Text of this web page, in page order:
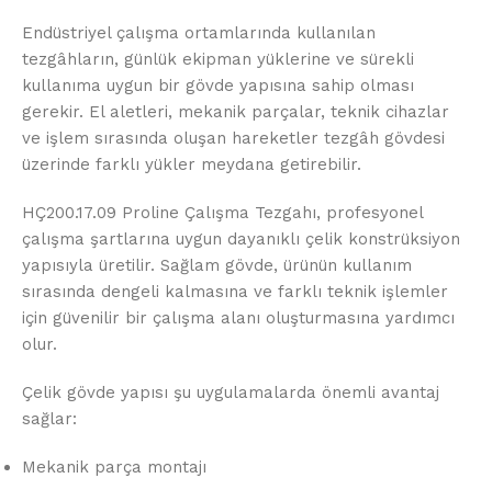
Endüstriyel çalışma ortamlarında kullanılan
tezgâhların, günlük ekipman yüklerine ve sürekli
kullanıma uygun bir gövde yapısına sahip olması
gerekir. El aletleri, mekanik parçalar, teknik cihazlar
ve işlem sırasında oluşan hareketler tezgâh gövdesi
üzerinde farklı yükler meydana getirebilir.
HÇ200.17.09 Proline Çalışma Tezgahı, profesyonel
çalışma şartlarına uygun dayanıklı çelik konstrüksiyon
yapısıyla üretilir. Sağlam gövde, ürünün kullanım
sırasında dengeli kalmasına ve farklı teknik işlemler
için güvenilir bir çalışma alanı oluşturmasına yardımcı
olur.
Çelik gövde yapısı şu uygulamalarda önemli avantaj
sağlar:
Mekanik parça montajı